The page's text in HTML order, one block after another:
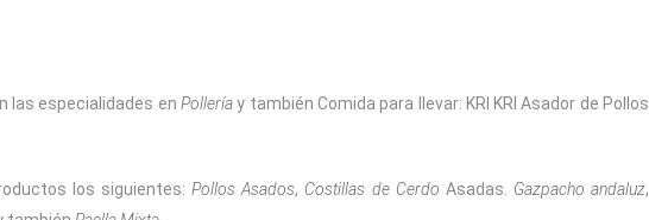
las especialidades en Pollería y también Comida para llevar: KRI KRI Asador de Pollos
los siguientes:Pollos Asados, Costillas de Cerdo Asadas. Gazpacho andaluz,